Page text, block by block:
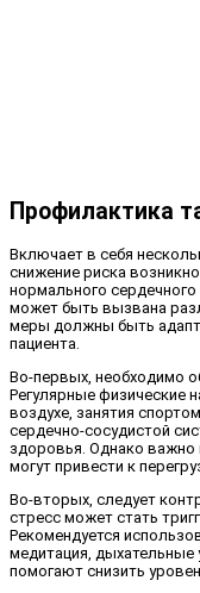
Профилактика
Включает в себя
снижение риска
нормального
может быть вызвана
меры должны быть
пациента.
Во-первых, необходимо
Регулярные физические
воздухе, занятия
сердечно-сосудистой
здоровья. Однако важно
могут привести к
Во-вторых, следует
стресс может стать
Рекомендуется
медитация, дыхательные
помогают снизить